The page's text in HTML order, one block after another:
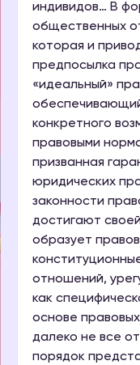
индивидов… В
общественных
которая и
предпосылка
«идеальный»
конкретного
правовыми
призванная
юридических
законности
достигают
образует
отношений,
как
основе
далеко не все
порядок